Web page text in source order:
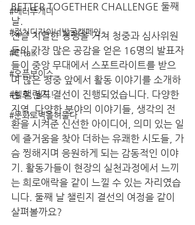
#베터투게더
#컬처디자이너발굴캠페인
#C!talk
#오픈보이스
#헬로, 월드!
#문화로벽을허물다
BETTER TOGETHER CHALLENGE 둘째
날.
전날 치열한 경쟁을 거쳐 청중과 심사위원
들의 가장 많은 공감을 얻은 16명의 발표자
들이 중앙 무대에서 스포트라이트를 받으
며 많은 청중 앞에서 활동 이야기를 소개하
는 챌린지 결선이 진행되었습니다. 다양한
지역, 다양한 분야의 이야기들, 생각의 전
환을 시켜준 신선한 아이디어, 의미 있는 일
에 즐거움을 찾아 더하는 유쾌한 시도들, 가
슴 찡해지며 응원하게 되는 감동적인 이야
기. 활동가들이 현장의 실천과정에서 느끼
는 희로애락을 같이 느낄 수 있는 자리였습
니다. 둘째 날 챌린지 결선의 여정을 같이
살펴볼까요?